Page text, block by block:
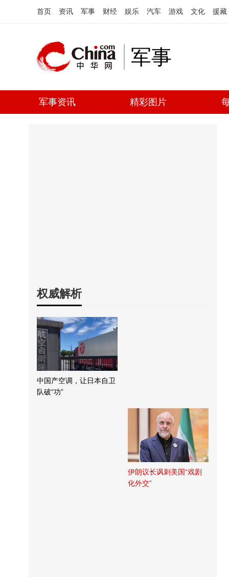
首页 资讯 军事 财经 娱乐 汽车 游戏 文化 援藏
军事
军事资讯 精彩图片
权威解析
中国产空调，让日本自卫
队破“功”
伊朗议长讽刺美国“戏剧
化外交”